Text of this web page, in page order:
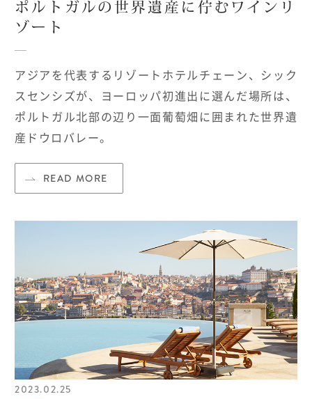
ポルトガルの世界遺産に佇むワインリ
ゾート
アジアを代表するリゾートホテルチェーン、シック
スセンシズが、ヨーロッパ初進出に選んだ場所は、
ポルトガル北部の辺り一面葡萄畑に囲まれた世界遺
産ドウロバレー。
READ MORE
2023.02.25